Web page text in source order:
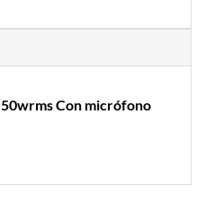
Con micrófono